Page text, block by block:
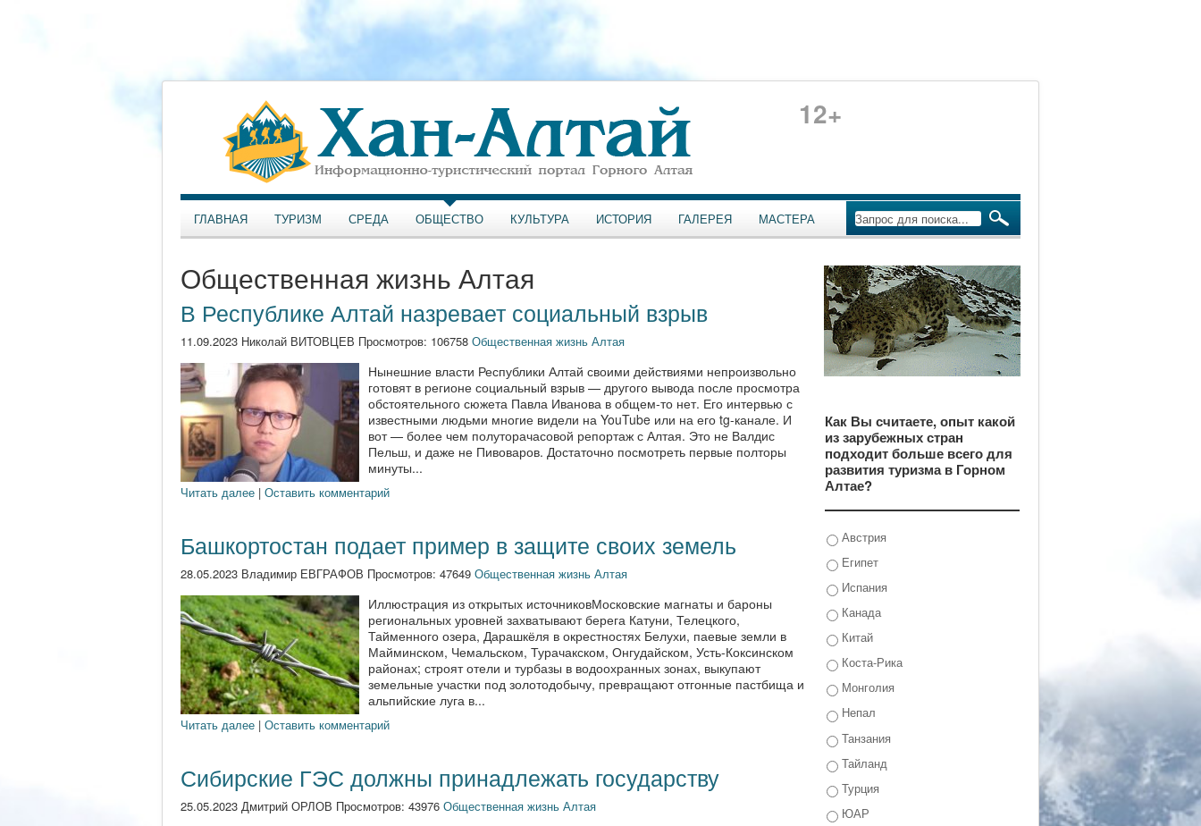
12+
ГЛАВНАЯ ТУРИЗМ СРЕДА ОБЩЕСТВО КУЛЬТУРА ИСТОРИЯ ГАЛЕРЕЯ МАСТЕРА
Общественная жизнь Алтая
В Республике Алтай назревает социальный взрыв
11.09.2023 Николай ВИТОВЦЕВ Просмотров: 106758 Общественная жизнь Алтая
Нынешние власти Республики Алтай своими действиями непроизвольно
готовят в регионе социальный взрыв — другого вывода после просмотра
обстоятельного сюжета Павла Иванова в общем-то нет. Его интервью с
известными людьми многие видели на YouTube или на его tg-канале. И
вот — более чем полуторачасовой репортаж с Алтая. Это не Валдис
Пельш, и даже не Пивоваров. Достаточно посмотреть первые полторы
минуты...
Читать далее | Оставить комментарий
Башкортостан подает пример в защите своих земель
28.05.2023 Владимир ЕВГРАФОВ Просмотров: 47649 Общественная жизнь Алтая
Иллюстрация из открытых источниковМосковские магнаты и бароны
региональных уровней захватывают берега Катуни, Телецкого,
Тайменного озера, Дарашкёля в окрестностях Белухи, паевые земли в
Майминском, Чемальском, Турачакском, Онгудайском, Усть-Коксинском
районах; строят отели и турбазы в водоохранных зонах, выкупают
земельные участки под золотодобычу, превращают отгонные пастбища и
альпийские луга в...
Читать далее | Оставить комментарий
Сибирские ГЭС должны принадлежать государству
25.05.2023 Дмитрий ОРЛОВ Просмотров: 43976 Общественная жизнь Алтая
Как Вы считаете, опыт какой
из зарубежных стран
подходит больше всего для
развития туризма в Горном
Алтае?
Австрия
Египет
Испания
Канада
Китай
Коста-Рика
Монголия
Непал
Танзания
Тайланд
Турция
ЮАР